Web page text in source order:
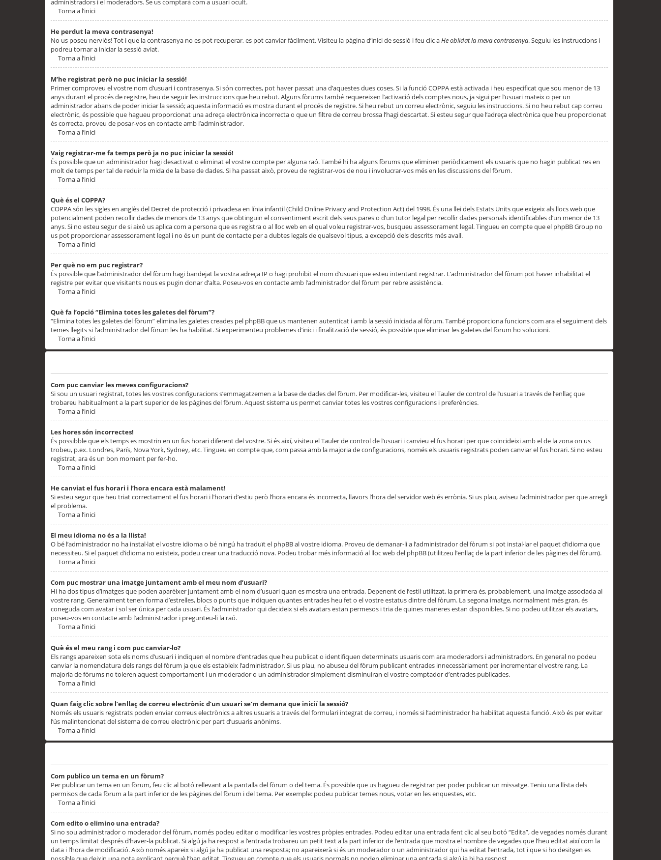
administradors i el moderadors. Se us comptarà com a usuari ocult.
Torna a l’inici
He perdut la meva contrasenya!
No us poseu nerviós! Tot i que la contrasenya no es pot recuperar, es pot canviar fàcilment. Visiteu la pàgina d’inici de sessió i feu clic aHe oblidat la meva contrasenya. Seguiu les instruccions i
podreu tornar a iniciar la sessió aviat.
Torna a l’inici
M’he registrat però no puc iniciar la sessió!
Primer comproveu el vostre nom d’usuari i contrasenya. Si són correctes, pot haver passat una d’aquestes dues coses. Si la funció COPPA està activada i heu especificat que sou menor de 13
anys durant el procés de registre, heu de seguir les instruccions que heu rebut. Alguns fòrums també requereixen l’activació dels comptes nous, ja sigui per l’usuari mateix o per un
administrador abans de poder iniciar la sessió; aquesta informació es mostra durant el procés de registre. Si heu rebut un correu electrònic, seguiu les instruccions. Si no heu rebut cap correu
electrònic, és possible que hagueu proporcionat una adreça electrònica incorrecta o que un filtre de correu brossa l’hagi descartat. Si esteu segur que l’adreça electrònica que heu proporcionat
és correcta, proveu de posar-vos en contacte amb l’administrador.
Torna a l’inici
Vaig registrar-me fa temps però ja no puc iniciar la sessió!
És possible que un administrador hagi desactivat o eliminat el vostre compte per alguna raó. També hi ha alguns fòrums que eliminen periòdicament els usuaris que no hagin publicat res en
molt de temps per tal de reduir la mida de la base de dades. Si ha passat això, proveu de registrar-vos de nou i involucrar-vos més en les discussions del fòrum.
Torna a l’inici
Què és el COPPA?
COPPA són les sigles en anglès del Decret de protecció i privadesa en línia infantil (Child Online Privacy and Protection Act) del 1998. És una llei dels Estats Units que exigeix als llocs web que
potencialment poden recollir dades de menors de 13 anys que obtinguin el consentiment escrit dels seus pares o d’un tutor legal per recollir dades personals identificables d’un menor de 13
anys. Si no esteu segur de si això us aplica com a persona que es registra o al lloc web en el qual voleu registrar-vos, busqueu assessorament legal. Tingueu en compte que el phpBB Group no
us pot proporcionar assessorament legal i no és un punt de contacte per a dubtes legals de qualsevol tipus, a excepció dels descrits més avall.
Torna a l’inici
Per què no em puc registrar?
És possible que l’administrador del fòrum hagi bandejat la vostra adreça IP o hagi prohibit el nom d’usuari que esteu intentant registrar. L’administrador del fòrum pot haver inhabilitat el
registre per evitar que visitants nous es pugin donar d’alta. Poseu-vos en contacte amb l’administrador del fòrum per rebre assistència.
Torna a l’inici
Què fa l’opció “Elimina totes les galetes del fòrum”?
“Elimina totes les galetes del fòrum” elimina les galetes creades pel phpBB que us mantenen autenticat i amb la sessió iniciada al fòrum. També proporciona funcions com ara el seguiment dels
temes llegits si l’administrador del fòrum les ha habilitat. Si experimenteu problemes d’inici i finalització de sessió, és possible que eliminar les galetes del fòrum ho solucioni.
Torna a l’inici
Com puc canviar les meves configuracions?
Si sou un usuari registrat, totes les vostres configuracions s’emmagatzemen a la base de dades del fòrum. Per modificar-les, visiteu el Tauler de control de l’usuari a través de l’enllaç que
trobareu habitualment a la part superior de les pàgines del fòrum. Aquest sistema us permet canviar totes les vostres configuracions i preferències.
Torna a l’inici
Les hores són incorrectes!
És possibble que els temps es mostrin en un fus horari diferent del vostre. Si és així, visiteu el Tauler de control de l’usuari i canvieu el fus horari per que coincideixi amb el de la zona on us
trobeu, p.ex. Londres, París, Nova York, Sydney, etc. Tingueu en compte que, com passa amb la majoria de configuracions, només els usuaris registrats poden canviar el fus horari. Si no esteu
registrat, ara és un bon moment per fer-ho.
Torna a l’inici
He canviat el fus horari i l’hora encara està malament!
Si esteu segur que heu triat correctament el fus horari i l’horari d’estiu però l’hora encara és incorrecta, llavors l’hora del servidor web és errònia. Si us plau, aviseu l’administrador per que arregli
el problema.
Torna a l’inici
El meu idioma no és a la llista!
O bé l’administrador no ha instal·lat el vostre idioma o bé ningú ha traduït el phpBB al vostre idioma. Proveu de demanar-li a l’administrador del fòrum si pot instal·lar el paquet d’idioma que
necessiteu. Si el paquet d’idioma no existeix, podeu crear una traducció nova. Podeu trobar més informació al lloc web del phpBB (utilitzeu l’enllaç de la part inferior de les pàgines del fòrum).
Torna a l’inici
Com puc mostrar una imatge juntament amb el meu nom d’usuari?
Hi ha dos tipus d’imatges que poden aparèixer juntament amb el nom d’usuari quan es mostra una entrada. Depenent de l’estil utilitzat, la primera és, probablement, una imatge associada al
vostre rang. Generalment tenen forma d’estrelles, blocs o punts que indiquen quantes entrades heu fet o el vostre estatus dintre del fòrum. La segona imatge, normalment més gran, és
coneguda com avatar i sol ser única per cada usuari. És l’administrador qui decideix si els avatars estan permesos i tria de quines maneres estan disponibles. Si no podeu utilitzar els avatars,
poseu-vos en contacte amb l’administrador i pregunteu-li la raó.
Torna a l’inici
Què és el meu rang i com puc canviar-lo?
Els rangs apareixen sota els noms d’usuari i indiquen el nombre d’entrades que heu publicat o identifiquen determinats usuaris com ara moderadors i administradors. En general no podeu
canviar la nomenclatura dels rangs del fòrum ja que els estableix l’administrador. Si us plau, no abuseu del fòrum publicant entrades innecessàriament per incrementar el vostre rang. La
majoría de fòrums no toleren aquest comportament i un moderador o un administrador simplement disminuiran el vostre comptador d’entrades publicades.
Torna a l’inici
Quan faig clic sobre l’enllaç de correu electrònic d’un usuari se’m demana que iniciï la sessió?
Només els usuaris registrats poden enviar correus electrònics a altres usuaris a través del formulari integrat de correu, i només si l’administrador ha habilitat aquesta funció. Això és per evitar
l’ús malintencionat del sistema de correu electrònic per part d’usuaris anònims.
Torna a l’inici
Com publico un tema en un fòrum?
Per publicar un tema en un fòrum, feu clic al botó rellevant a la pantalla del fòrum o del tema. És possible que us hagueu de registrar per poder publicar un missatge. Teniu una llista dels
permisos de cada fòrum a la part inferior de les pàgines del fòrum i del tema. Per exemple: podeu publicar temes nous, votar en les enquestes, etc.
Torna a l’inici
Com edito o elimino una entrada?
Si no sou administrador o moderador del fòrum, només podeu editar o modificar les vostres pròpies entrades. Podeu editar una entrada fent clic al seu botó “Edita”, de vegades només durant
un temps limitat després d’haver-la publicat. Si algú ja ha respost a l’entrada trobareu un petit text a la part inferior de l’entrada que mostra el nombre de vegades que l’heu editat així com la
data i l’hora de modificació. Això només apareix si algú ja ha publicat una resposta; no apareixerà si és un moderador o un administrador qui ha editat l’entrada, tot i que si ho desitgen es